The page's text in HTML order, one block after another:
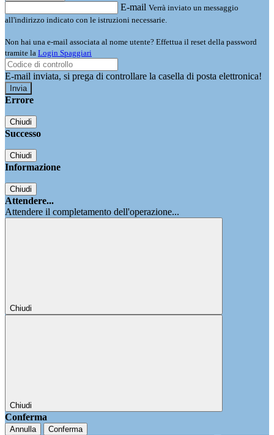
E-mail Verrà inviato un messaggio
all'indirizzo indicato con le istruzioni necessarie.
Non hai una e-mail associata al nome utente? Effettua il reset della password
tramite la Login Spaggiari
E-mail inviata, si prega di controllare la casella di posta elettronica!
Errore
Chiudi
Successo
Chiudi
Informazione
Chiudi
Attendere...
Attendere il completamento dell'operazione...
Chiudi
Chiudi
Conferma
Annulla Conferma